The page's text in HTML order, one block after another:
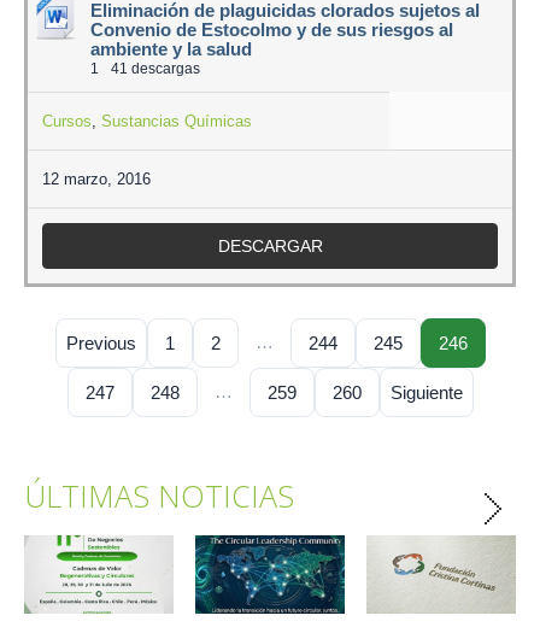
Eliminación de plaguicidas clorados sujetos al
Convenio de Estocolmo y de sus riesgos al
ambiente y la salud
1 41 descargas
Cursos, Sustancias Químicas
12 marzo, 2016
DESCARGAR
Previous 1 2 … 244 245 246
247 248 … 259 260 Siguiente
ÚLTIMAS NOTICIAS